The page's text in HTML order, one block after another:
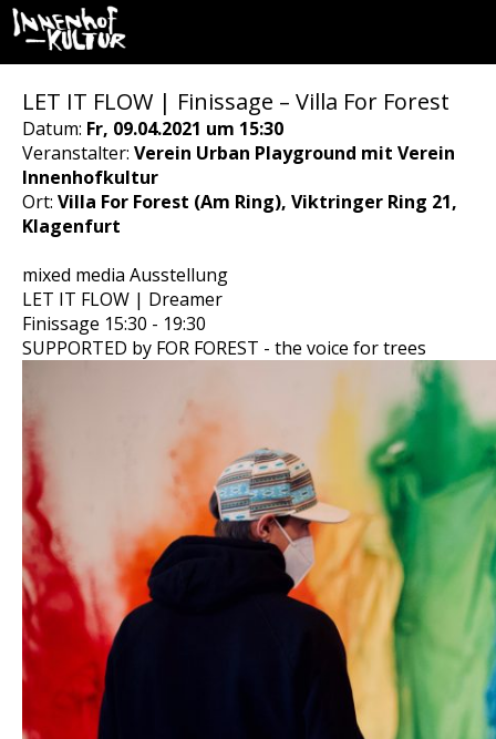
LET IT FLOW | Finissage – Villa For Forest
Datum: Fr, 09.04.2021 um 15:30
Veranstalter: Verein Urban Playground mit Verein
Innenhofkultur
Ort: Villa For Forest (Am Ring), Viktringer Ring 21,
Klagenfurt
mixed media Ausstellung
LET IT FLOW | Dreamer
Finissage 15:30 - 19:30
SUPPORTED by FOR FOREST - the voice for trees